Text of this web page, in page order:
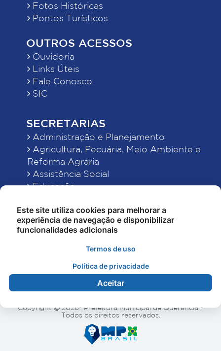
Fotos Históricas
Pontos Turísticos
OUTROS ACESSOS
Ouvidoria
Links Úteis
Fale Conosco
SIC
SECRETARIAS
Administração e Planejamento
Agricultura, Pecuária, Meio Ambiente e
Reforma Agrária
Assistência Social
Educação
Finanças
Indústria, Comércio, Turismo, Ciência e
Tecnologia
Obras Públicas, Estradas e Rodagens
Saúde
Copyright
2026- Prefeitura Municipal de Querência -
Todos os direitos reservados.
Este site utiliza cookies para melhorar a
experiência de navegação e disponibilizar
funcionalidades adicionais
Termos de uso
Política de privacidade
Aceitar